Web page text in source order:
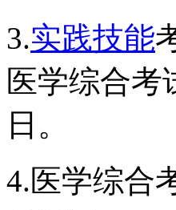
3.实践技能
医学综合考
日。
4.医学综合